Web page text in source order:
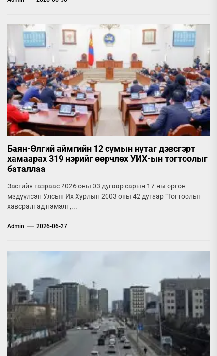
Баян-Өлгий аймгийн 12 сумын нутаг дэвсгэрт
хамаарах 319 нэрийг өөрчлөх УИХ-ын тогтоолыг
баталлаа
Засгийн газраас 2026 оны 03 дугаар сарын 17-ны өргөн
мэдүүлсэн Улсын Их Хурлын 2003 оны 42 дугаар “Тогтоолын
хавсралтад нэмэлт,...
Admin 2026-06-27